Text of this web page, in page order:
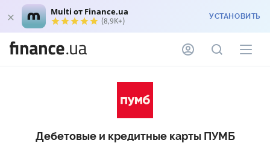
Multi от Finance.ua
(8,9K+) УСТАНОВИТЬ
Дебетовые и кредитные карты ПУМБ